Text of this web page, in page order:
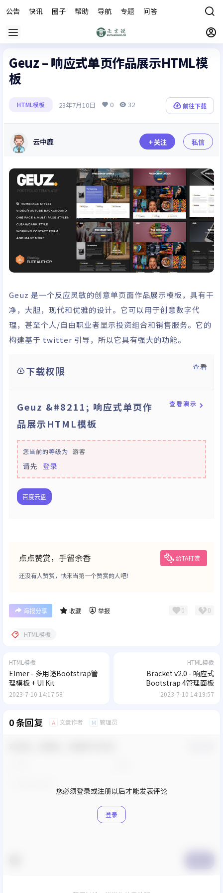
公告 快讯 圈子 帮助 导航 专题 问答
Geuz – 响应式单页作品展示HTML模
板
HTML模板 23年7月10日 0 32 前往下载
云中鹿 关注 私信
Geuz 是一个反应灵敏的创意单页面作品展示模板，具有干
净，大胆，现代和优雅的设计。它可以用于创意数字代
理，甚至个人/自由职业者显示投资组合和销售服务。它的
构建基于 twitter 引导，所以它具有强大的功能。
下载权限 查看
Geuz &#8211; 响应式单页作
品展示HTML模板
查看演示
您当前的等级为 游客
请先 登录
百度云盘
点点赞赏，手留余香 给TA打赏
还没有人赞赏，快来当第一个赞赏的人吧！
海报分享 收藏 举报 0 0
HTML模板
HTML模板
Elmer - 多用途Bootstrap管
理模板 + UI Kit
2023-7-10 14:17:58
HTML模板
Bracket v2.0 - 响应式
Bootstrap 4管理面板
2023-7-10 14:19:57
0 条回复 A 文章作者 M 管理员
您必须登录或注册以后才能发表评论
登录